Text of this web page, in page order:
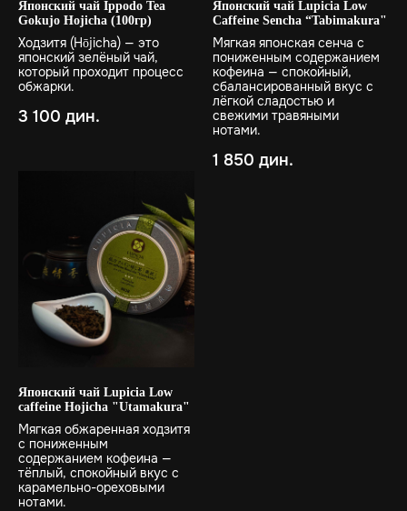
Японский чай Ippodo Tea
Gokujo Hojicha (100гр)
Ходзитя (Hōjicha) — это
японский зелёный чай,
который проходит процесс
обжарки.
3 100 дин.
Японский чай Lupicia Low
Caffeine Sencha “Tabimakura"
Мягкая японская сенча с
пониженным содержанием
кофеина — спокойный,
сбалансированный вкус с
лёгкой сладостью и
свежими травяными
нотами.
1 850 дин.
Японский чай Lupicia Low
caffeine Hojicha "Utamakura"
Мягкая обжаренная ходзитя
с пониженным
содержанием кофеина —
тёплый, спокойный вкус с
карамельно-ореховыми
нотами.